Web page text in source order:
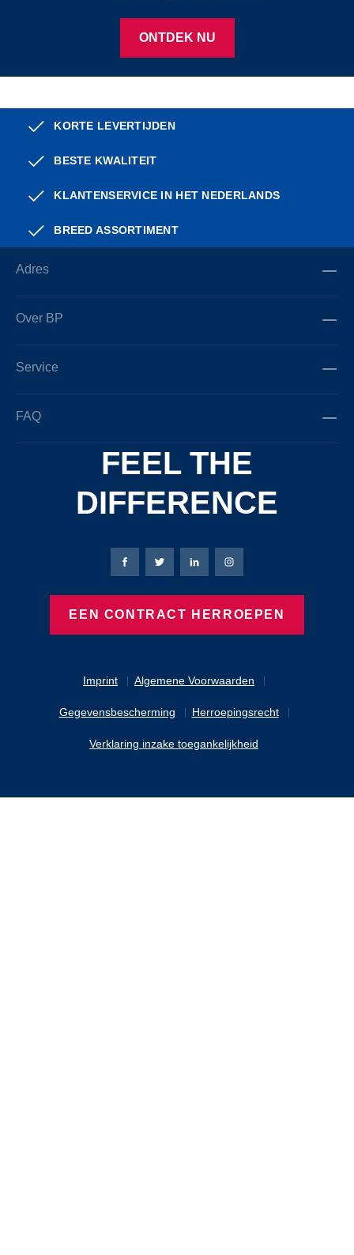
ONTDEK NU
KORTE LEVERTIJDEN
BESTE KWALITEIT
KLANTENSERVICE IN HET NEDERLANDS
BREED ASSORTIMENT
Adres
Over BP
Service
FAQ
FEEL THE
DIFFERENCE
Imprint Algemene Voorwaarden
Gegevensbescherming Herroepingsrecht
Verklaring inzake toegankelijkheid
Bierbaum-Proenen Facebook-pagina
Bierbaum-Proenen X-pagina
Bierbaum-Proenen
Bierbaum-Proenen
EEN CONTRACT HERROEPEN